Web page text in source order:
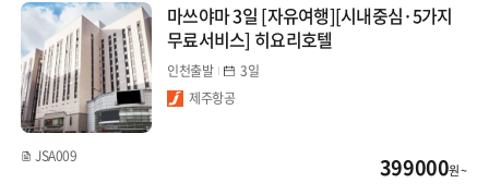
마쓰야마 3일 [자유여행][시내중심·5가지
무료서비스] 히요리호텔
인천출발
3일
제주항공
JSA009 399000원 ~